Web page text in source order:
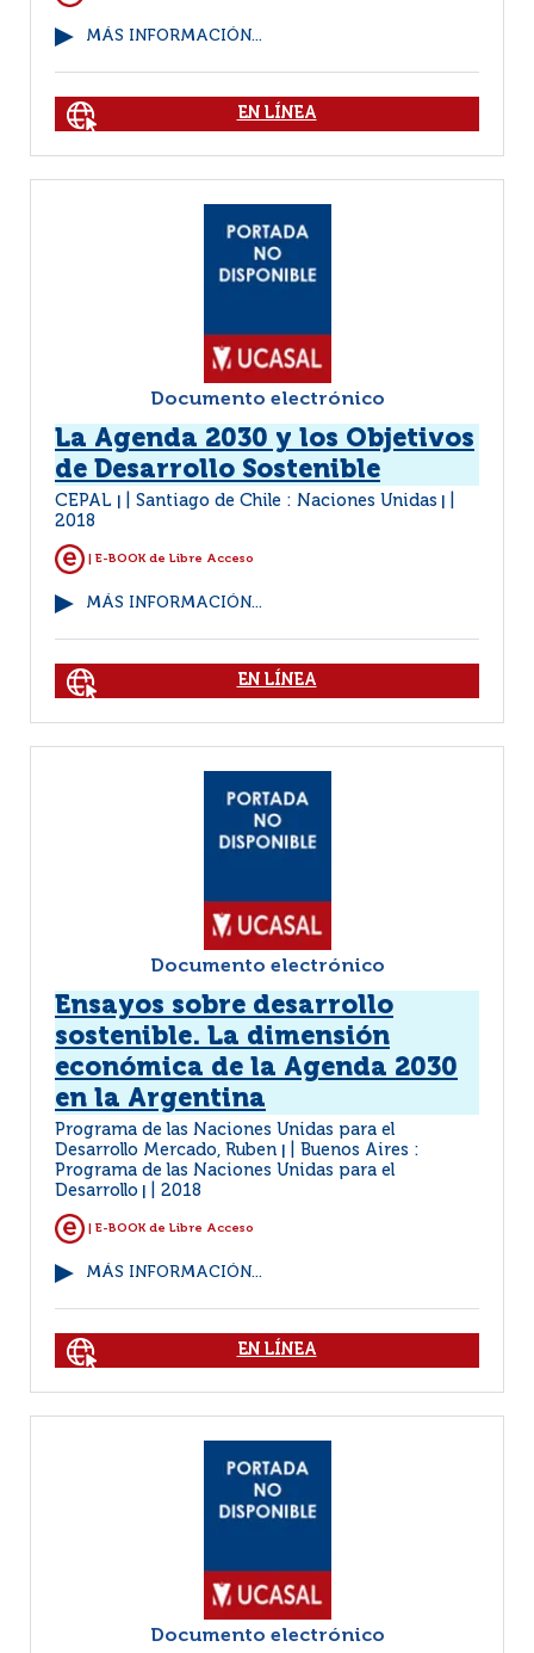
MÁS INFORMACIÓN...
EN LÍNEA
Documento electrónico
La Agenda 2030 y los Objetivos
de Desarrollo Sostenible
CEPAL Santiago de Chile : Naciones Unidas
2018
| E-BOOK de Libre Acceso
MÁS INFORMACIÓN...
EN LÍNEA
Documento electrónico
Ensayos sobre desarrollo
sostenible. La dimensión
económica de la Agenda 2030
en la Argentina
Programa de las Naciones Unidas para el
Desarrollo Mercado, Ruben
Buenos Aires :
Programa de las Naciones Unidas para el
Desarrollo
2018
| E-BOOK de Libre Acceso
MÁS INFORMACIÓN...
EN LÍNEA
Documento electrónico